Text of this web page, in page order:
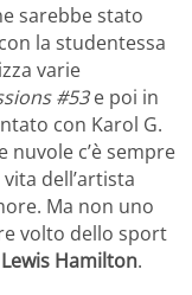
sarebbe stato
la studentessa
varie
#53e poi in
con Karol G.
nuvole c’è sempre
dell’artista
Ma non uno
volto dello sport
Hamilton.